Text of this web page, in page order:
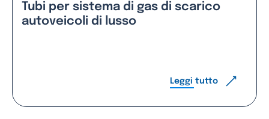
Tubi per sistema di gas di scarico
autoveicoli di lusso
Leggi tutto